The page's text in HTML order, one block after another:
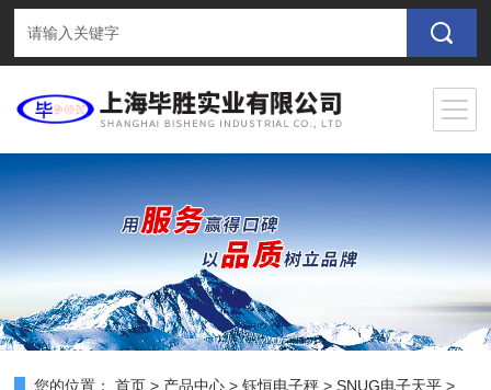
您的位置： 首页 > 产品中心 >钰恒电子秤 >SNUG电子天平 >